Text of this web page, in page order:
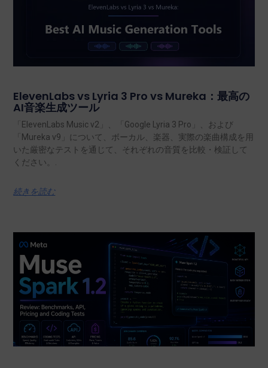
ElevenLabs vs Lyria 3 Pro vs Mureka：最高の
AI音楽生成ツール
「ElevenLabs Music v2」、「Google Lyria 3 Pro」、および
「Mureka v9」について、ボーカル、楽器、実際の楽曲構成を用
いた厳密なテストを通じて、それぞれの音質を比較・検証して
ください。.
続きを読む